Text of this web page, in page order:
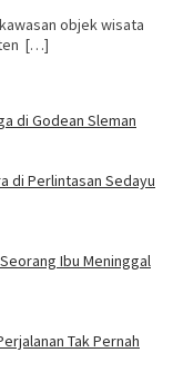
objek wisata
[…]
di Godean Sleman
di Perlintasan Sedayu
Ibu Meninggal
Tak Pernah